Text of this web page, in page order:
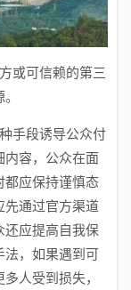
或可信赖的第三
手段诱导公众付
内容，公众在面
都应保持谨慎态
先通过官方渠道
还应提高自我保
法，如果遇到可
人受到损失，